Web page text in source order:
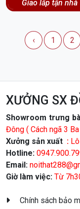
Giao lắp tận nhà
‹ 1 2
XƯỞNG SX
Showroom trưng
Đông ( Cách ngã 3
Xưởng sản xuất :
Hotline:
Email:
Giờ làm việc: Từ
Chính sách bảo